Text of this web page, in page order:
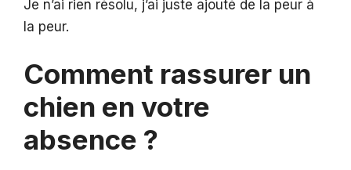
Je n’ai rien résolu, j’ai juste ajouté de la peur à
la peur.
Comment rassurer un
chien en votre
absence ?